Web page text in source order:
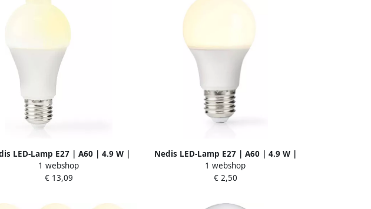
LED-Lamp E27 | A60 | 4.9 W |
470 lm | 3000 K | Wit | 1 stuks
LBPE27A601
1 webshop
€ 13,09
Nedis LED-Lamp E27 | A60 | 4.9 W |
470 lm | 2700 K | 1 stuks LBE27A601
1 webshop
€ 2,50